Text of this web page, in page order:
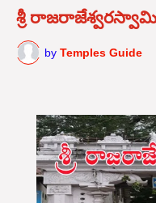
శ్రీ
by Temples Guide